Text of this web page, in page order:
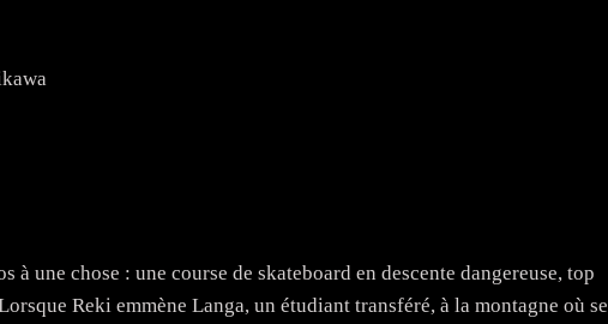
à une chose : une course de skateboard en descente dangereuse, top
Reki emmène Langa, un étudiant transféré, à la montagne où se